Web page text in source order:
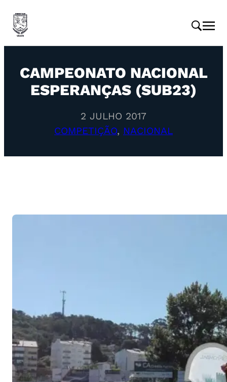
CAMPEONATO NACIONAL
ESPERANÇAS (SUB23)
2 JULHO 2017
COMPETIÇÃO, NACIONAL